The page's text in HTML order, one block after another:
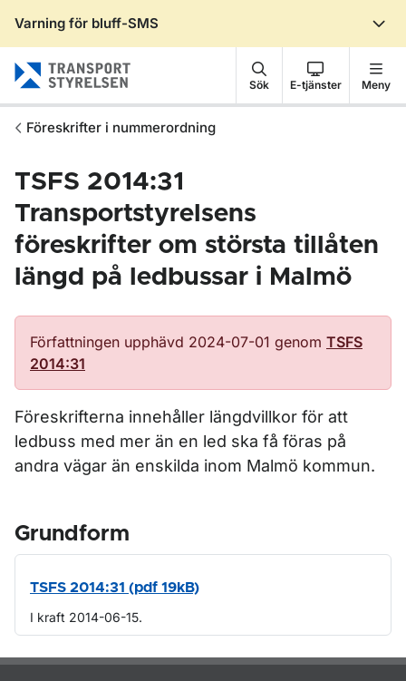
Varning för bluff-SMS
Sök E-tjänster Meny
Föreskrifter i nummerordning
TSFS 2014:31
Transportstyrelsens
föreskrifter om största tillåten
längd på ledbussar i Malmö
Författningen upphävd 2024-07-01 genom TSFS
2014:31
Föreskrifterna innehåller längdvillkor för att
ledbuss med mer än en led ska få föras på
andra vägar än enskilda inom Malmö kommun.
Grundform
TSFS 2014:31 (pdf 19kB)
I kraft 2014-06-15.
Om sidan